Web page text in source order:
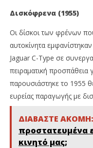
Δισκόφρενα (1955)
Οι δίσκοι των φρένων
αυτοκίνητα
Jaguar C-Type σε
πειραματική
παρουσιάστηκε το 1955
ευρείας παραγωγής με
ΔΙΑΒΑΣΤΕ ΑΚΟΜΗ:
προστατευμένα
κινητό μας;